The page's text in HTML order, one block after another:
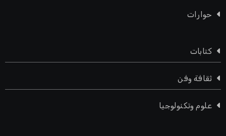
حوارات
كتابات
ثقافة وفن
علوم وتكنولوجيا